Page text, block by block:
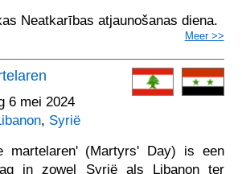
Neatkarības atjaunošanas diena.
Meer >>
6 mei 2024
, Syrië
martelaren' (Martyrs' Day) is een
in zowel Syrië als Libanon ter